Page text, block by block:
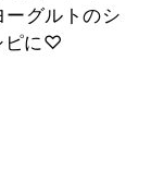
ーグルトのシ
ピに♡